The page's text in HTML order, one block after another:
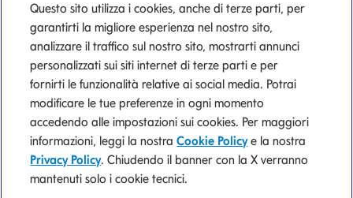
Teleborsa S.r.l. - con sede Piazza di Priscilla, 4 - Roma - a
seguito dell'autorizzazione e delle delibere CONSOB n.
22517 e 22518 del 23 novembre 2022.
P. IVA 10540610960 del Gruppo IVA Banca Mediolanum
Questo sito utilizza i cookies, anche di terze parti, per
garantirti la migliore esperienza nel nostro sito,
analizzare il traffico sul nostro sito, mostrarti annunci
personalizzati sui siti internet di terze parti e per
fornirti le funzionalità relative ai social media. Potrai
modificare le tue preferenze in ogni momento
accedendo alle impostazioni sui cookies. Per maggiori
informazioni, leggi la nostraCookie Policye la nostra
Privacy Policy. Chiudendo il banner con la X verranno
mantenuti solo i cookie tecnici.